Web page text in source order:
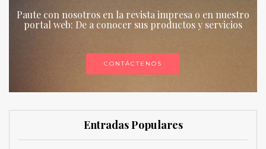
Paute con nosotros en la revista impresa o en nuestro
portal web: De a conocer sus productos y servicios
CONTÁCTENOS
Entradas Populares